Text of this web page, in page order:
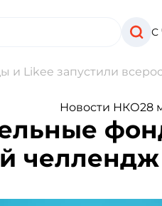
С
и Likee запустили
Новости НКО28